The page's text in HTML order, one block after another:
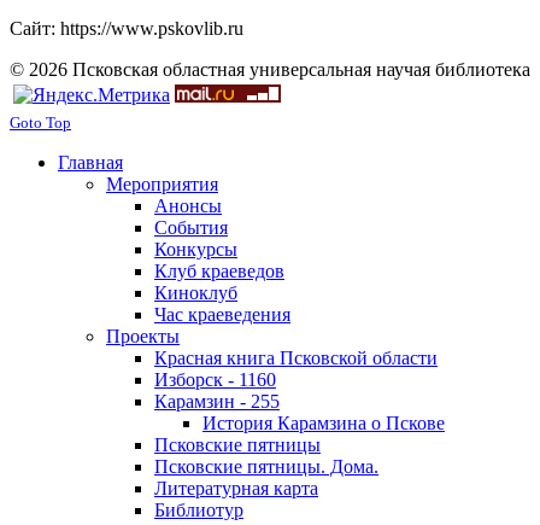
Сайт: https://www.pskovlib.ru
© 2026 Псковская областная универсальная научая библиотека
Goto Top
Главная
Мероприятия
Анонсы
События
Конкурсы
Клуб краеведов
Киноклуб
Час краеведения
Проекты
Красная книга Псковской области
Изборск - 1160
Карамзин - 255
История Карамзина о Пскове
Псковские пятницы
Псковские пятницы. Дома.
Литературная карта
Библиотур